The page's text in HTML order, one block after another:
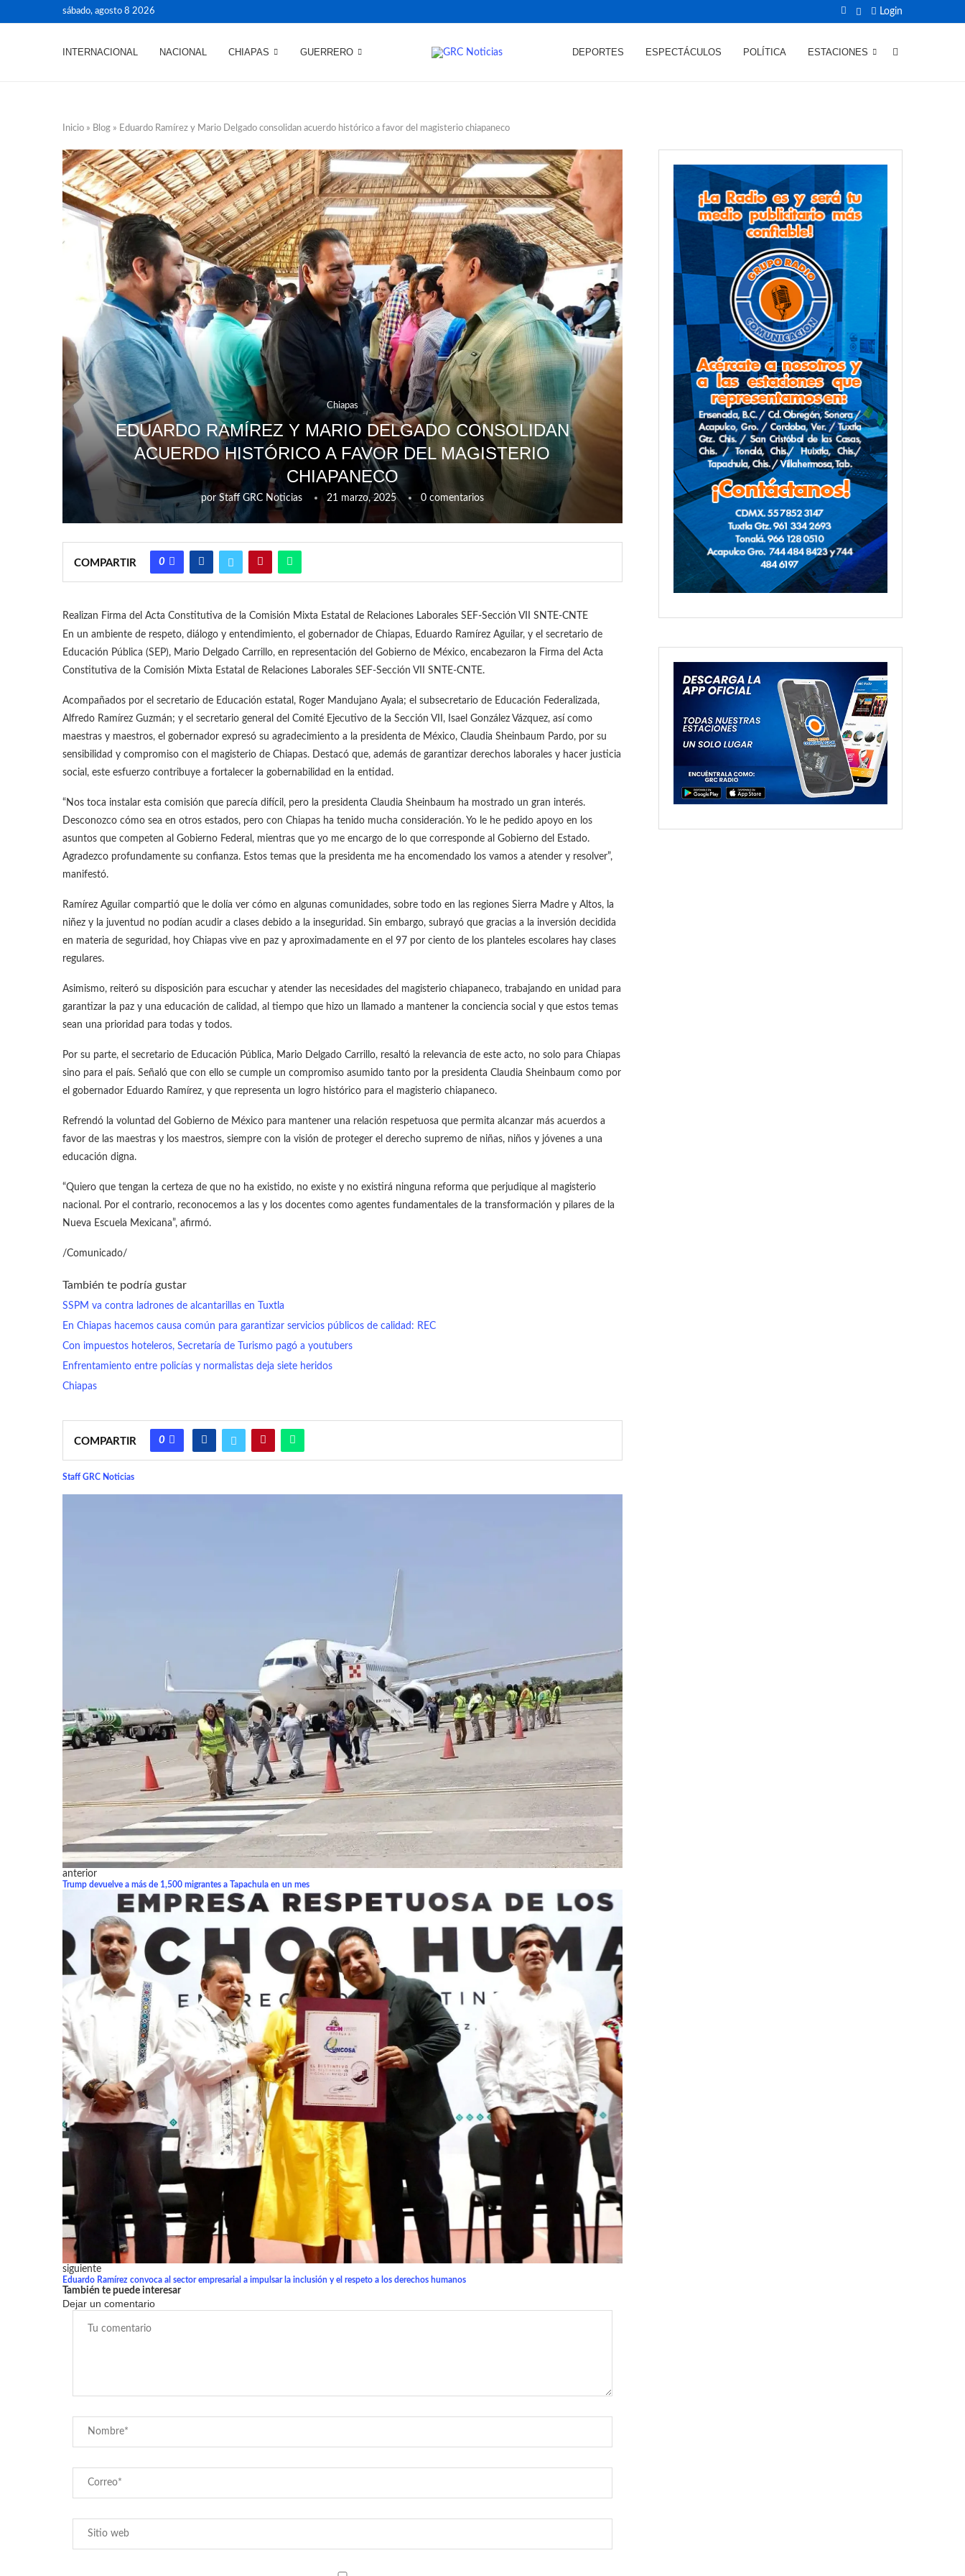
sábado, agosto 8 2026 Login
INTERNACIONAL NACIONAL CHIAPAS GUERRERO DEPORTES ESPECTÁCULOS POLÍTICA ESTACIONES
Inicio » Blog » Eduardo Ramírez y Mario Delgado consolidan acuerdo histórico a favor del magisterio chiapaneco
Chiapas
EDUARDO RAMÍREZ Y MARIO DELGADO CONSOLIDAN
ACUERDO HISTÓRICO A FAVOR DEL MAGISTERIO
CHIAPANECO
por Staff GRC Noticias 21 marzo, 2025 0 comentarios
COMPARTIR 0
Realizan Firma del Acta Constitutiva de la Comisión Mixta Estatal de Relaciones Laborales SEF-Sección VII SNTE-CNTE
En un ambiente de respeto, diálogo y entendimiento, el gobernador de Chiapas, Eduardo Ramírez Aguilar, y el secretario de
Educación Pública (SEP), Mario Delgado Carrillo, en representación del Gobierno de México, encabezaron la Firma del Acta
Constitutiva de la Comisión Mixta Estatal de Relaciones Laborales SEF-Sección VII SNTE-CNTE.
Acompañados por el secretario de Educación estatal, Roger Mandujano Ayala; el subsecretario de Educación Federalizada,
Alfredo Ramírez Guzmán; y el secretario general del Comité Ejecutivo de la Sección VII, Isael González Vázquez, así como
maestras y maestros, el gobernador expresó su agradecimiento a la presidenta de México, Claudia Sheinbaum Pardo, por su
sensibilidad y compromiso con el magisterio de Chiapas. Destacó que, además de garantizar derechos laborales y hacer justicia
social, este esfuerzo contribuye a fortalecer la gobernabilidad en la entidad.
“Nos toca instalar esta comisión que parecía difícil, pero la presidenta Claudia Sheinbaum ha mostrado un gran interés.
Desconozco cómo sea en otros estados, pero con Chiapas ha tenido mucha consideración. Yo le he pedido apoyo en los
asuntos que competen al Gobierno Federal, mientras que yo me encargo de lo que corresponde al Gobierno del Estado.
Agradezco profundamente su confianza. Estos temas que la presidenta me ha encomendado los vamos a atender y resolver”,
manifestó.
Ramírez Aguilar compartió que le dolía ver cómo en algunas comunidades, sobre todo en las regiones Sierra Madre y Altos, la
niñez y la juventud no podían acudir a clases debido a la inseguridad. Sin embargo, subrayó que gracias a la inversión decidida
en materia de seguridad, hoy Chiapas vive en paz y aproximadamente en el 97 por ciento de los planteles escolares hay clases
regulares.
Asimismo, reiteró su disposición para escuchar y atender las necesidades del magisterio chiapaneco, trabajando en unidad para
garantizar la paz y una educación de calidad, al tiempo que hizo un llamado a mantener la conciencia social y que estos temas
sean una prioridad para todas y todos.
Por su parte, el secretario de Educación Pública, Mario Delgado Carrillo, resaltó la relevancia de este acto, no solo para Chiapas
sino para el país. Señaló que con ello se cumple un compromiso asumido tanto por la presidenta Claudia Sheinbaum como por
el gobernador Eduardo Ramírez, y que representa un logro histórico para el magisterio chiapaneco.
Refrendó la voluntad del Gobierno de México para mantener una relación respetuosa que permita alcanzar más acuerdos a
favor de las maestras y los maestros, siempre con la visión de proteger el derecho supremo de niñas, niños y jóvenes a una
educación digna.
“Quiero que tengan la certeza de que no ha existido, no existe y no existirá ninguna reforma que perjudique al magisterio
nacional. Por el contrario, reconocemos a las y los docentes como agentes fundamentales de la transformación y pilares de la
Nueva Escuela Mexicana”, afirmó.
/Comunicado/
También te podría gustar
SSPM va contra ladrones de alcantarillas en Tuxtla
En Chiapas hacemos causa común para garantizar servicios públicos de calidad: REC
Con impuestos hoteleros, Secretaría de Turismo pagó a youtubers
Enfrentamiento entre policías y normalistas deja siete heridos
Chiapas
COMPARTIR 0
Staff GRC Noticias
anterior
Trump devuelve a más de 1,500 migrantes a Tapachula en un mes
siguiente
Eduardo Ramírez convoca al sector empresarial a impulsar la inclusión y el respeto a los derechos humanos
También te puede interesar
Dejar un comentario